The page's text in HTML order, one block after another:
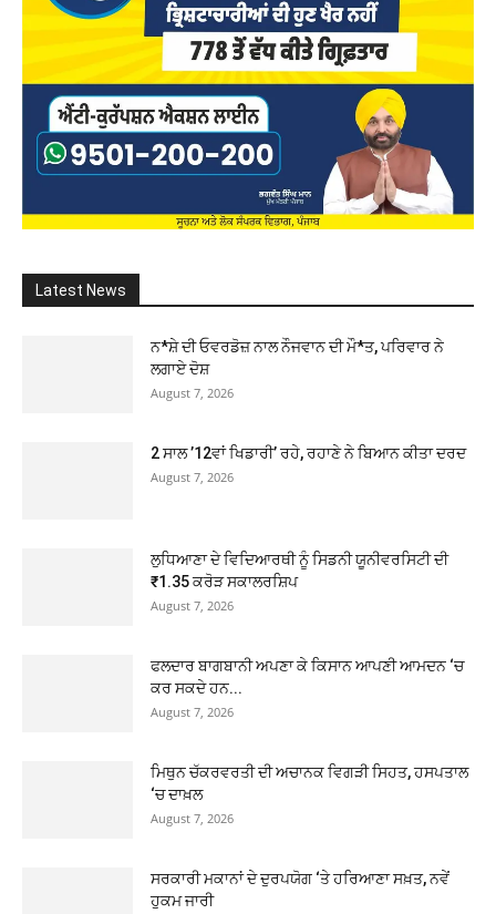
Latest News
ਨ*ਸ਼ੇ ਦੀ ਓਵਰਡੋਜ਼ ਨਾਲ ਨੌਜਵਾਨ ਦੀ ਮੌ*ਤ, ਪਰਿਵਾਰ ਨੇ
ਲਗਾਏ ਦੋਸ਼
August 7, 2026
2 ਸਾਲ ’12ਵਾਂ ਖਿਡਾਰੀ’ ਰਹੇ, ਰਹਾਣੇ ਨੇ ਬਿਆਨ ਕੀਤਾ ਦਰਦ
August 7, 2026
ਲੁਧਿਆਣਾ ਦੇ ਵਿਦਿਆਰਥੀ ਨੂੰ ਸਿਡਨੀ ਯੂਨੀਵਰਸਿਟੀ ਦੀ
₹1.35 ਕਰੋੜ ਸਕਾਲਰਸ਼ਿਪ
August 7, 2026
ਫਲਦਾਰ ਬਾਗਬਾਨੀ ਅਪਣਾ ਕੇ ਕਿਸਾਨ ਆਪਣੀ ਆਮਦਨ ‘ਚ
ਕਰ ਸਕਦੇ ਹਨ...
August 7, 2026
ਮਿਥੁਨ ਚੱਕਰਵਰਤੀ ਦੀ ਅਚਾਨਕ ਵਿਗੜੀ ਸਿਹਤ, ਹਸਪਤਾਲ
‘ਚ ਦਾਖ਼ਲ
August 7, 2026
ਸਰਕਾਰੀ ਮਕਾਨਾਂ ਦੇ ਦੁਰਪਯੋਗ ‘ਤੇ ਹਰਿਆਣਾ ਸਖ਼ਤ, ਨਵੇਂ
ਹੁਕਮ ਜਾਰੀ